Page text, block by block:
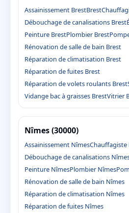
Assainissement BrestBrest
Débouchage de canalisations Brest
Peinture BrestPlombier Brest
Rénovation de salle de bain Brest
Réparation de climatisation Brest
Réparation de fuites Brest
Réparation de volets roulants Brest
Vidange bac à graisses BrestVitrier
Nîmes (30000)
Assainissement NîmesChauffagiste
Débouchage de canalisations
Peinture NîmesPlombier Nîmes
Rénovation de salle de bain Nîmes
Réparation de climatisation Nîmes
Réparation de fuites Nîmes